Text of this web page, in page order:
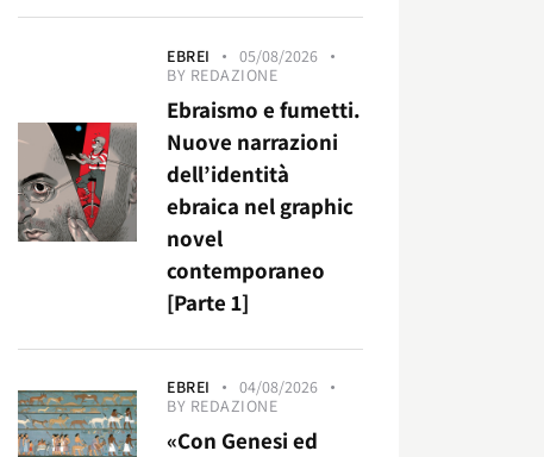
EBREI
05/08/2026
BY REDAZIONE
Ebraismo e fumetti.
Nuove narrazioni
dell’identità
ebraica nel graphic
novel
contemporaneo
[Parte 1]
EBREI
04/08/2026
BY REDAZIONE
«Con Genesi ed